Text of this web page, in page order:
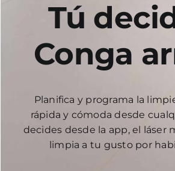
Tú
Conga
Planifica y programa la
rápida y cómoda desde
decides desde la app, el láser
limpia a tu gusto por